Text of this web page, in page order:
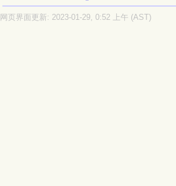
网页界面更新: 2023-01-29, 0:52 上午 (AST)